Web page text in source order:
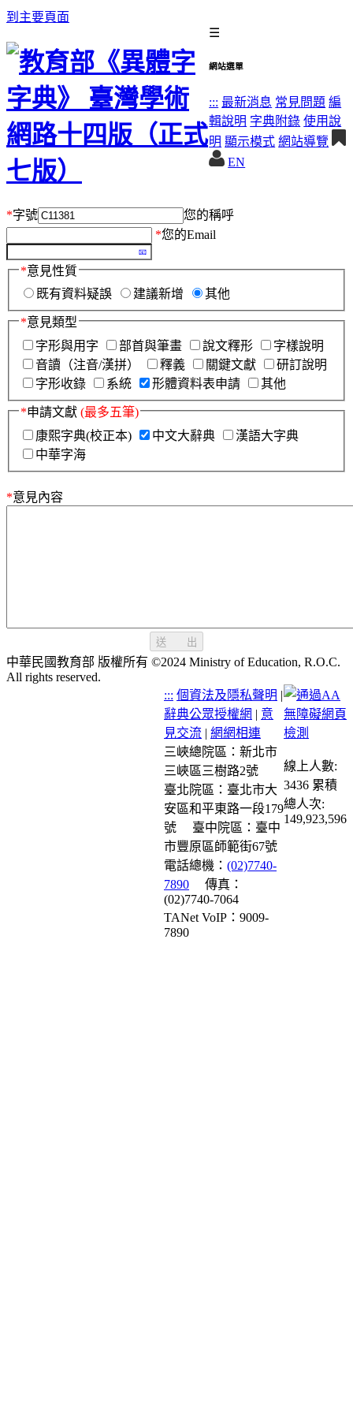
到主要頁面
☰
網站選單
::: 最新消息 常見問題 編
輯說明 字典附錄 使用說
明 顯示模式 網站導覽
EN
*字號
您的稱呼
*您的Email
*意見性質
既有資料疑誤
建議新增 其他
*意見類型
字形與用字
部首與筆畫 說文釋形
字樣說明
音讀（注音/漢拼）
釋義 關鍵文獻
研訂說明
字形收錄
系統 形體資料表申請 其他
*申請文獻 (最多五筆)
康熙字典(校正本)
中文大辭典
漢語大字典
中華字海
*意見內容
送 出
中華民國教育部 版權所有 ©2024 Ministry of Education, R.O.C.
All rights reserved.
::: 個資法及隱私聲明 |
辭典公眾授權網 | 意
見交流 | 網網相連
三峽總院區：新北市
三峽區三樹路2號
臺北院區：臺北市大
安區和平東路一段179
號
臺中院區：臺中
市豐原區師範街67號
電話總機： (02)7740-
7890
傳真：
(02)7740-7064
TANet VoIP：9009-
7890
線上人數:
3436 累積
總人次:
149,923,596